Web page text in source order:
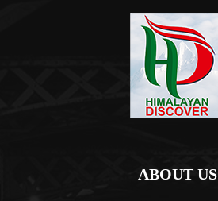
ABOUT US